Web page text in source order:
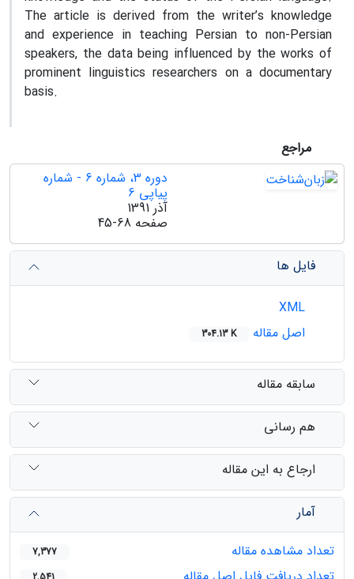
The article is derived from the writer’s knowledge
and experience in teaching Persian to non-Persian
speakers, the data being influenced by the works of
prominent linguistics researchers on a documentary
basis.
مراجع
دوره 3، شماره 6 - شماره
پیاپی 6
آذر 1391
صفحه 45-68
فایل ها
اصل مقاله
304.13 K
سابقه مقاله
هم رسانی
ارجاع به این مقاله
آمار
تعداد مشاهده مقاله
7,377